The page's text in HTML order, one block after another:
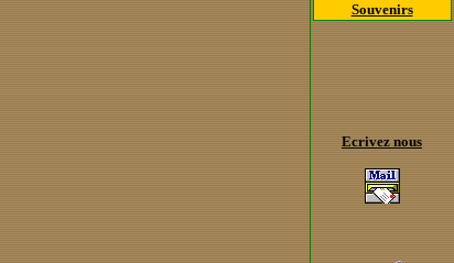
Souvenirs
Ecrivez nous